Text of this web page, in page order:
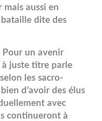
mais aussi en
dite des
Pour un avenir
à juste titre parle
les sacro-
d’avoir des élus
avec
continueront à